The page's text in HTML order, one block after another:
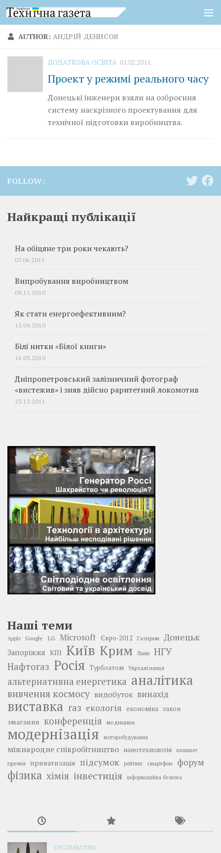
Skip to content
AUTHOR: АНДРІЙ ДЕНИСОВ
ДОДАТКОВА ОСВІТА 01.02.2011
Проект у режимі реального часу
Донецькі інженери взяли на озброєння
систему наскрізного проектування для
технічної підготовки виробництва.
FOLLOW:
Найкращі публікації
На обіцяне три роки чекають?
07.06.2011
Випробування виробництвом
09.11.2010
Як стати енергоефективним?
13.04.2010
Білі нитки «Білої книги»
16.03.2010
Дніпропетровський залізничний фотограф
«вистежив» і зняв дійсно раритетний локомотив
23.12.2011
Наші теми
Apple Google LG Microsoft Євро-2012 Газпром Донецьк
Запоріжжя КПІ Київ Крим Львів
НГУ
Нафтогаз Росія Турбоатом Укрзалізниця
альтернативна енергетика аналітика
вивчення космосу видобуток винахід
виставка газ екологія економіка закон
змагання конференція медицина
модернізація моторобудування
міжнародне співробітництво нанотехнологія планшет
премія приватизація підсумок рейтинг смартфон форум
фізика хімія інвестиція інформаційна безпека
СУСПІЛЬСТВО